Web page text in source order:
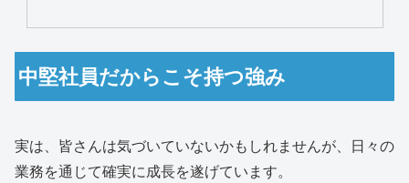
中堅社員だからこそ持つ強み
実は、皆さんは気づいていないかもしれませんが、日々の
業務を通じて確実に成長を遂げています。